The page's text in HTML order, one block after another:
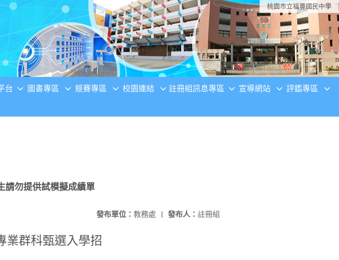
桃園市立福豐國民中學
台 圖書專區 競賽專區 校園連結 註冊組訊息專區 宣導網站 評鑑專區
請勿提供試模擬成績單
發布人： 註冊組
發布單位： 教務處 |
業群科甄選入學招